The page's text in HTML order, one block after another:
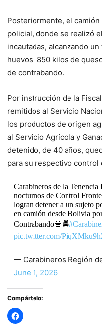
Posteriormente, el
policial, donde se realizó
incautadas, alcanzando
huevos, 850 kilos de
de contrabando.
Por instrucción de la
remitidos al Servicio
los productos de origen
al Servicio Agrícola y
detenido, de 40 años,
para su respectivo control
Carabineros de la Tenencia
nocturnos de Control
logran detener a un sujeto
en camión desde Bolivia
Contrabando🚨🚔
pic.twitter.com/
— Carabineros Región
June 1, 2026
Compártelo: